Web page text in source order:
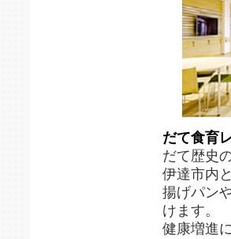
だて食育
だて歴史
伊達市内
揚げパン
けます。
健康増進